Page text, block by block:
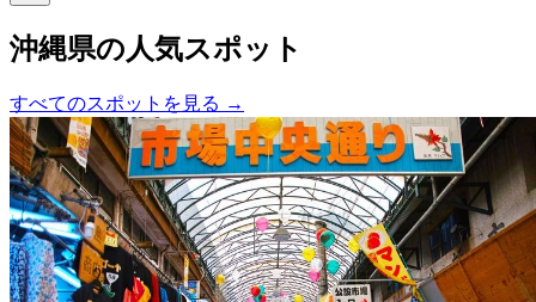
沖縄県の人気スポット
すべてのスポットを見る →